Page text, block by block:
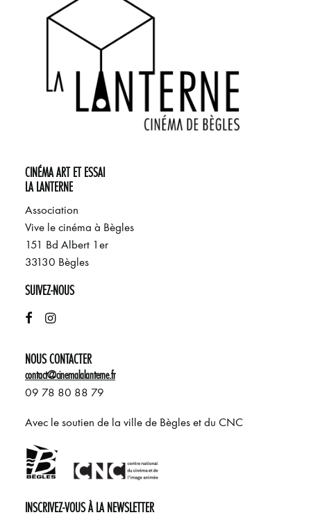
CINÉMA ART ET ESSAI
LA LANTERNE
Association
Vive le cinéma à Bègles
151 Bd Albert 1er
33130 Bègles
SUIVEZ-NOUS
NOUS CONTACTER
contact@cinemalalanterne.fr
09 78 80 88 79
Avec le soutien de la ville de Bègles et du CNC
INSCRIVEZ-VOUS À LA NEWSLETTER